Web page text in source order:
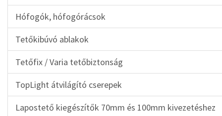
Hófogók, hófogórácsok
Tetőkibúvó ablakok
Tetőfix / Varia tetőbiztonság
TopLight átvilágító cserepek
Lapostető kiegészítők 70mm és 100mm kivezetéshez